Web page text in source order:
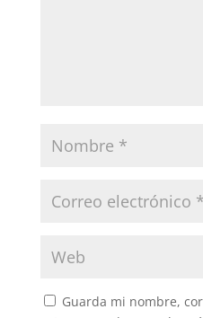
Guarda mi nombre,